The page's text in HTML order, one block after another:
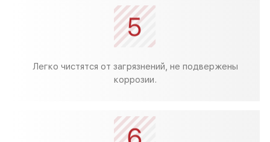
Легко чистятся от загрязнений, не подвержены
коррозии.